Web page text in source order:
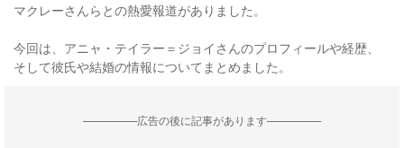
マクレーさんらとの熱愛報道がありました。
今回は、アニャ・テイラー＝ジョイさんのプロフィールや経歴、
そして彼氏や結婚の情報についてまとめました。
--------------------広告の後に記事があります--------------------